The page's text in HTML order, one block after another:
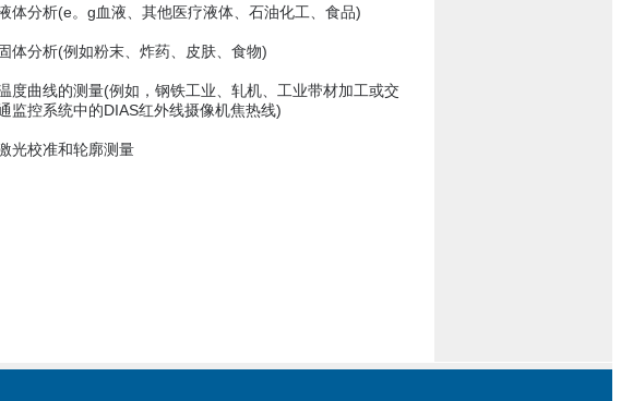
体分析(e。g血液、其他医疗液体、石油化工、食品)
体分析(例如粉末、炸药、皮肤、食物)
度曲线的测量(例如，钢铁工业、轧机、工业带材加工或交
监控系统中的DIAS红外线摄像机焦热线)
光校准和轮廓测量